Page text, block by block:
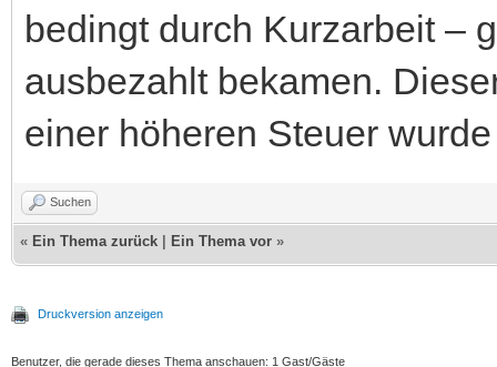
bedingt durch Kurzarbeit –
ausbezahlt bekamen.
einer höheren Steuer
Suchen
« Ein Thema zurück Ein Thema vor »
Druckversion anzeigen
Benutzer, die gerade dieses Thema anschauen: 1 Gast/Gäste